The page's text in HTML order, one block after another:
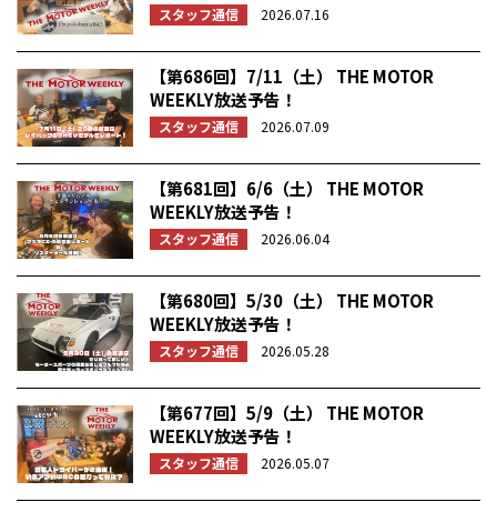
スタッフ通信 2026.07.16
【第686回】7/11（土） THE MOTOR
WEEKLY放送予告！
スタッフ通信 2026.07.09
【第681回】6/6（土） THE MOTOR
WEEKLY放送予告！
スタッフ通信 2026.06.04
【第680回】5/30（土） THE MOTOR
WEEKLY放送予告！
スタッフ通信 2026.05.28
【第677回】5/9（土） THE MOTOR
WEEKLY放送予告！
スタッフ通信 2026.05.07